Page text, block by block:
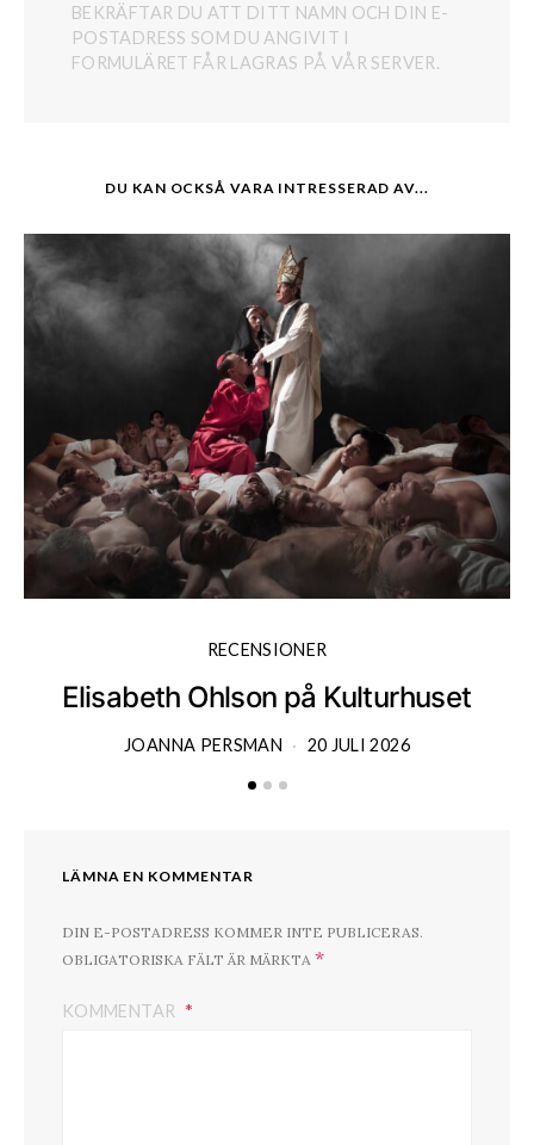
BEKRÄFTAR DU ATT DITT NAMN OCH DIN E-
POSTADRESS SOM DU ANGIVIT I
FORMULÄRET FÅR LAGRAS PÅ VÅR SERVER.
DU KAN OCKSÅ VARA INTRESSERAD AV...
RECENSIONER
Elisabeth Ohlson på Kulturhuset
JOANNA PERSMAN 20 JULI 2026
LÄMNA EN KOMMENTAR
DIN E-POSTADRESS KOMMER INTE PUBLICERAS.
OBLIGATORISKA FÄLT ÄR MÄRKTA *
KOMMENTAR